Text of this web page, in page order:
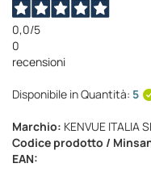
0,0/5
0
recensioni
Disponibile in Quantità: 5
Marchio: KENVUE ITALIA
Codice prodotto /
EAN:
immagini